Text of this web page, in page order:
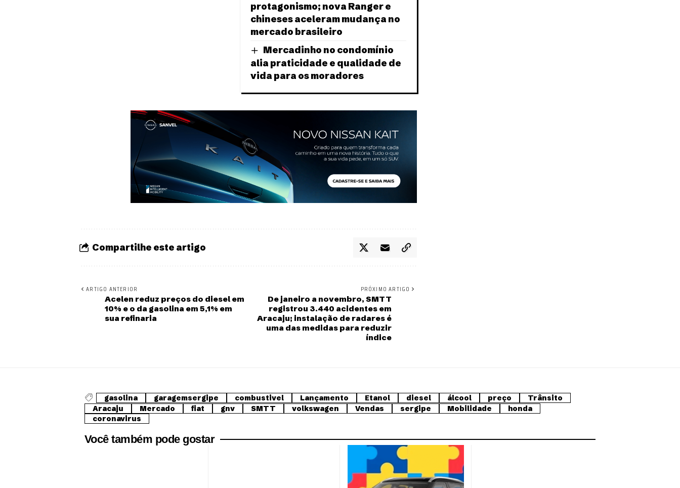
protagonismo; nova Ranger e
chineses aceleram mudança no
mercado brasileiro
Mercadinho no condomínio
alia praticidade e qualidade de
vida para os moradores
Compartilhe este artigo
ARTIGO ANTERIOR
Acelen reduz preços do diesel em
10% e o da gasolina em 5,1% em
sua refinaria
PRÓXIMO ARTIGO
De janeiro a novembro, SMTT
registrou 3.440 acidentes em
Aracaju; instalação de radares é
uma das medidas para reduzir
índice
gasolina garagemsergipe combustivel Lançamento Etanol diesel álcool preço
Trânsito
Aracaju
Mercado fiat gnv SMTT volkswagen Vendas sergipe Mobilidade
honda
coronavirus
Você também pode gostar